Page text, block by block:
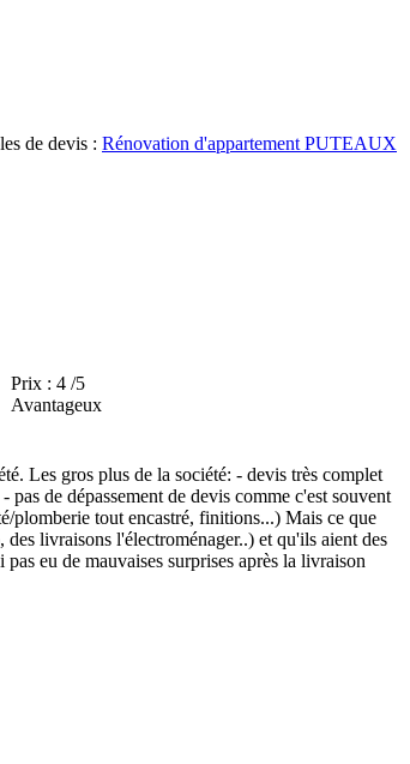
de devis : Rénovation d'appartement PUTEAUX
Prix : 4 /5
Avantageux
Les gros plus de la société: - devis très complet
de dépassement de devis comme c'est souvent
plomberie tout encastré, finitions...) Mais ce que
livraisons l'électroménager..) et qu'ils aient des
eu de mauvaises surprises après la livraison